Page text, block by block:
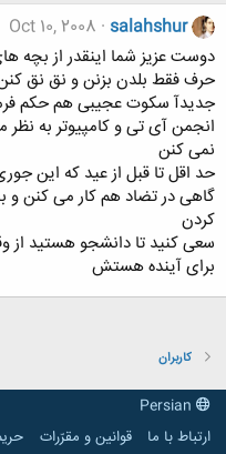
salahshur
Oct 10, 2008
دوست عزیز شما اینقدر از بچه
حرف فقط بلدن بزنن و نق نق
جدیدآ سکوت عجیبی هم حکم
انجمن آی تی و کامپیوتر به
نمی کنن
حد اقل تا قبل از عید که این
گاهی در تضاد هم کار می کنن و
کردن
سعی کنید تا دانشجو هستید از
برای آینده هستش
کاربران
ارتباط با ما
قوانین و مقرّرات